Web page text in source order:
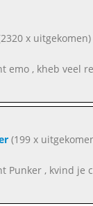
x uitgekomen)
emo , kheb veel
(199 x
Punker , kvind je